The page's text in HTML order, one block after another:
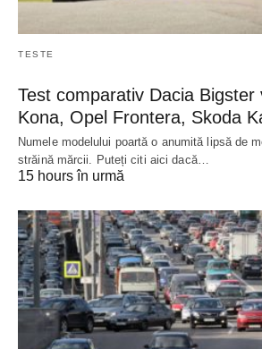
TESTE
Test comparativ Dacia Bigster
Kona, Opel Frontera, Skoda
Numele modelului poartă o anumită lipsă de
străină mărcii. Puteți citi aici dacă…
15 hours în urmă